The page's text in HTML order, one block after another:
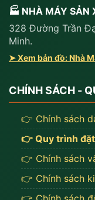
🏭 NHÀ MÁY SẢN
328 Đường Trần
Minh.
➤ Xem bản đồ: Nhà
CHÍNH SÁCH -
👉 Chính sách
👉 Quy trình
👉 Chính sách
👉 Chính sách